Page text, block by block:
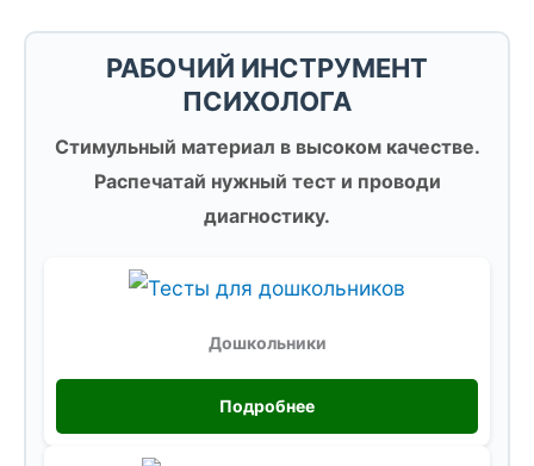
РАБОЧИЙ ИНСТРУМЕНТ
ПСИХОЛОГА
Стимульный материал в высоком качестве.
Распечатай нужный тест и проводи
диагностику.
Дошкольники
Подробнее